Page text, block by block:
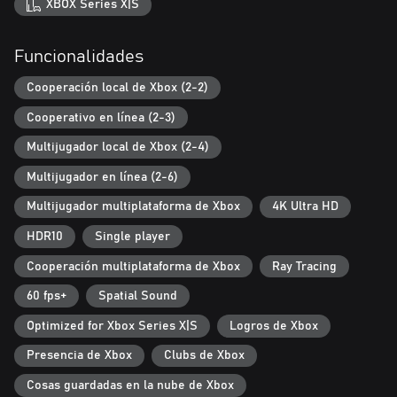
Acción explosiva de la NFL al alcance de tu mano con movimiento
Contras adaptables basadas en tendencias de entrenadores
reales de la NFL.
GESTIÓN DE LA PLANTILLA
Los gráficos de plantilla modernizados, los nuevos roles de
posición y el sistema Wear & Tear añaden estrategia y
experimentación a la gestión y la planificación de los partidos.
METEOROLOGÍA DE FUTBOL AMERICANO
Dependiendo de lo extremas que sean las condiciones, la
meteorología del futbol americano puede alterar tu plan de juego
original. Adáptate a nuevos desafíos, como la visibilidad limitada
en caso de nieve y niebla intensas o condiciones de lluvia, que
afectarán directamente al movimiento de los jugadores, la
resistencia, la seguridad del balón y mucho más.
ESTRATEGIA Y CONTROL DEFENSIVO
Controla la profundidad de la cobertura de tus pases con nuevas
XBOX Series X|S
Funcionalidades
Cooperación local de Xbox (2-2)
Cooperativo en línea (2-3)
Multijugador local de Xbox (2-4)
Multijugador en línea (2-6)
Multijugador multiplataforma de Xbox 4K Ultra HD
HDR10 Single player
Cooperación multiplataforma de Xbox Ray Tracing
60 fps+ Spatial Sound
Optimized for Xbox Series X|S Logros de Xbox
Presencia de Xbox Clubs de Xbox
Cosas guardadas en la nube de Xbox